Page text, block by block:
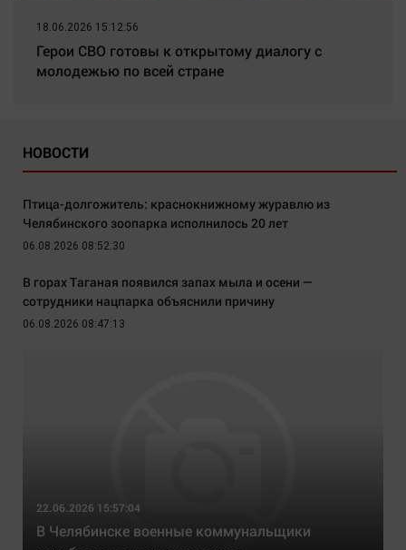
18.06.2026 15:12:56
Герои СВО готовы к открытому диалогу с
молодежью по всей стране
НОВОСТИ
Птица-долгожитель: краснокнижному журавлю из
Челябинского зоопарка исполнилось 20 лет
06.08.2026 08:52:30
В горах Таганая появился запах мыла и осени —
сотрудники нацпарка объяснили причину
06.08.2026 08:47:13
22.06.2026 15:57:04
В Челябинске военные коммунальщики